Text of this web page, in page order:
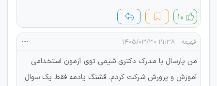
۱۰
فهیمه ۲۱:۳۸ ۱۴۰۵/۰۳/۳۰
من پارسال با مدرک دکتری شیمی توی آزمون استخدامی
آموزش و پرورش شرکت کردم. قشنگ یادمه فقط یک سوال